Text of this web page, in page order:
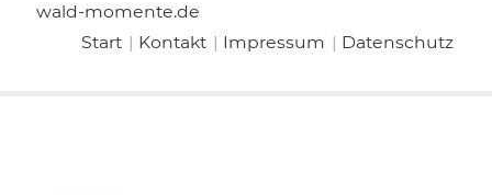
wald-momente.de
Start | Kontakt | Impressum | Datenschutz